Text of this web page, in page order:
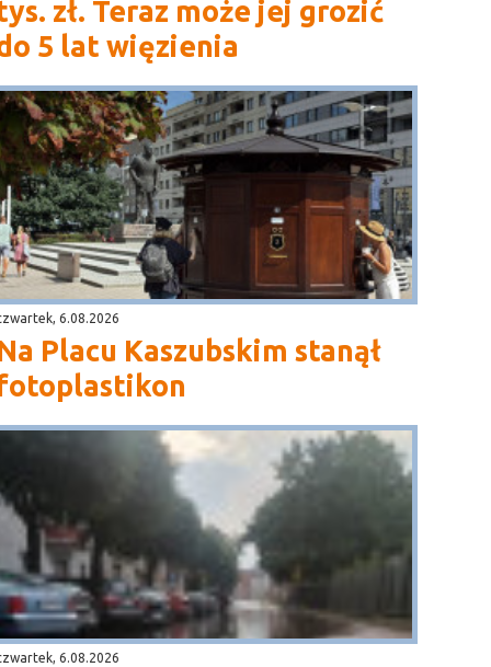
zł. Teraz może jej grozić
5 lat więzienia
6.08.2026
Placu Kaszubskim stanął
6.08.2026